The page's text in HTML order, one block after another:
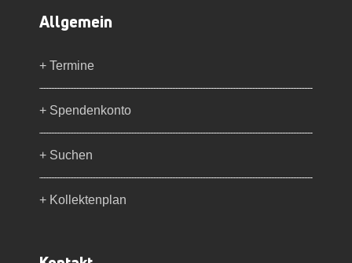
Allgemein
+ Termine
+ Spendenkonto
+ Suchen
+ Kollektenplan